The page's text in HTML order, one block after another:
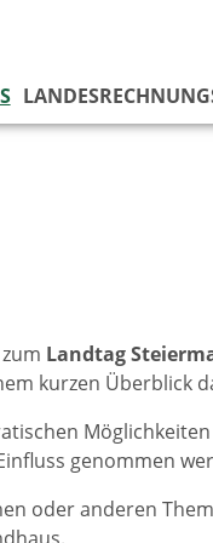
Landtag
kurzen Überblick
genommen
oder anderen